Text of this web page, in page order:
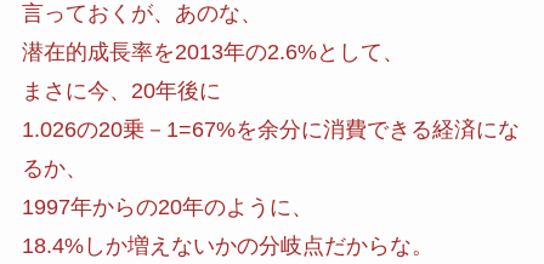
言っておくが、あのな、
潜在的成長率を2013年の2.6%として、
まさに今、20年後に
1.026の20乗－1=67%を余分に消費できる経済にな
るか、
1997年からの20年のように、
18.4%しか増えないかの分岐点だからな。